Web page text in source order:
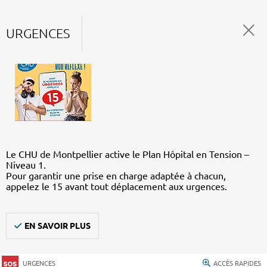
URGENCES
Le CHU de Montpellier active le Plan Hôpital en Tension –
Niveau 1.
Pour garantir une prise en charge adaptée à chacun,
appelez le 15 avant tout déplacement aux urgences.
EN SAVOIR PLUS
URGENCES ACCÈS RAPIDES